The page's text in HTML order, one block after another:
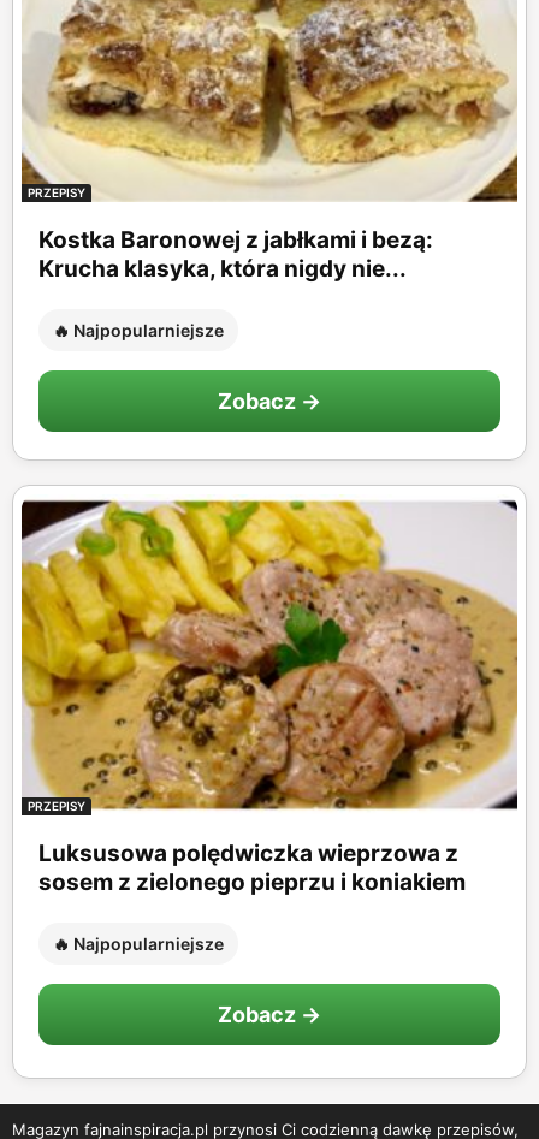
PRZEPISY
Kostka Baronowej z jabłkami i bezą:
Krucha klasyka, która nigdy nie...
🔥 Najpopularniejsze
Zobacz →
PRZEPISY
Luksusowa polędwiczka wieprzowa z
sosem z zielonego pieprzu i koniakiem
🔥 Najpopularniejsze
Zobacz →
Magazyn fajnainspiracja.pl przynosi Ci codzienną dawkę przepisów,